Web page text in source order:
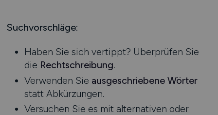
Schienen- / Straßen- / Luft- / Seefracht
Supply Chain Management
Vertrieb / Verkauf / Handel
Zoll / Behörden
Sonstige
Mecklenburg-Vorpommern
Nordrhein-Westfalen
Rheinland-Pfalz
Saarland
Sachsen
Sachsen-Anhalt
Suchvorschläge:
Haben Sie sich vertippt? Überprüfen Sie
die Rechtschreibung.
Verwenden Sie ausgeschriebene Wörter
statt Abkürzungen.
Versuchen Sie es mit alternativen oder